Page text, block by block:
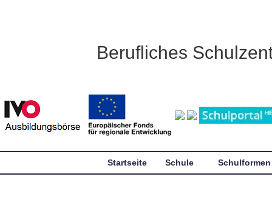
Berufliches
Startseite Schule Schulformen